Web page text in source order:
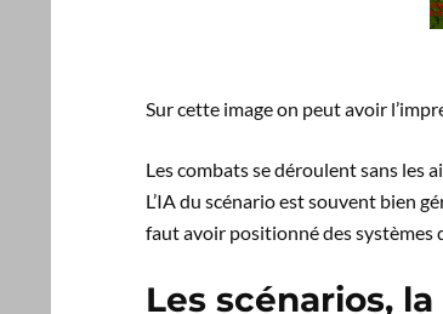
Sur cette image on peut avoir
Les combats se déroulent sans les
L’IA du scénario est souvent bien
faut avoir positionné des systèmes
Les scénarios,